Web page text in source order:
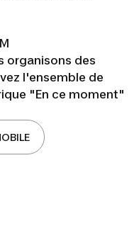
organisons des
l'ensemble de
"En ce moment"